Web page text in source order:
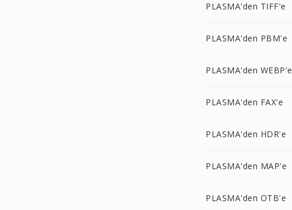
PLASMA'den TIFF'e
PLASMA'den PBM'e
PLASMA'den WEBP'e
PLASMA'den FAX'e
PLASMA'den HDR'e
PLASMA'den MAP'e
PLASMA'den OTB'e